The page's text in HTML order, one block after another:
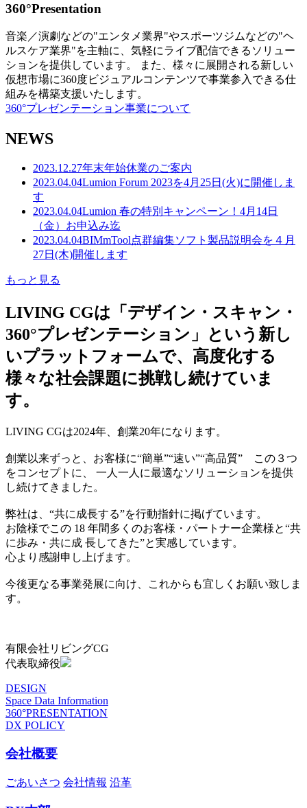
360°Presentation
音楽／演劇などの"エンタメ業界"やスポーツジムなどの"ヘ
ルスケア業界"を主軸に、気軽にライブ配信できるソリュー
ションを提供しています。 また、様々に展開される新しい
仮想市場に360度ビジュアルコンテンツで事業参入できる仕
組みを構築支援いたします。
360°プレゼンテーション事業について
NEWS
2023.12.27年末年始休業のご案内
2023.04.04Lumion Forum 2023を4月25日(火)に開催しま
す
2023.04.04Lumion 春の特別キャンペーン！4月14日
（金）お申込み迄
2023.04.04BIMmTool点群編集ソフト製品説明会を４月
27日(木)開催します
もっと見る
LIVING CGは「デザイン・スキャン・
360°プレゼンテーション」という新し
いプラットフォームで、高度化する
様々な社会課題に挑戦し続けていま
す。
LIVING CGは2024年、創業20年になります。
創業以来ずっと、お客様に“簡単”“速い”“高品質” この３つ
をコンセプトに、 一人一人に最適なソリューションを提供
し続けてきました。
弊社は、“共に成長する”を行動指針に掲げています。
お陰様でこの 18 年間多くのお客様・パートナー企業様と“共
に歩み・共に成 長してきた”と実感しています。
心より感謝申し上げます。
今後更なる事業発展に向け、これからも宜しくお願い致しま
す。
有限会社リビングCG
代表取締役
DESIGN
Space Data Information
360°PRESENTATION
DX POLICY
会社概要
ごあいさつ 会社情報 沿革